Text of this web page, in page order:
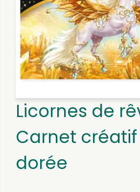
Licornes de
Carnet créatif
dorée